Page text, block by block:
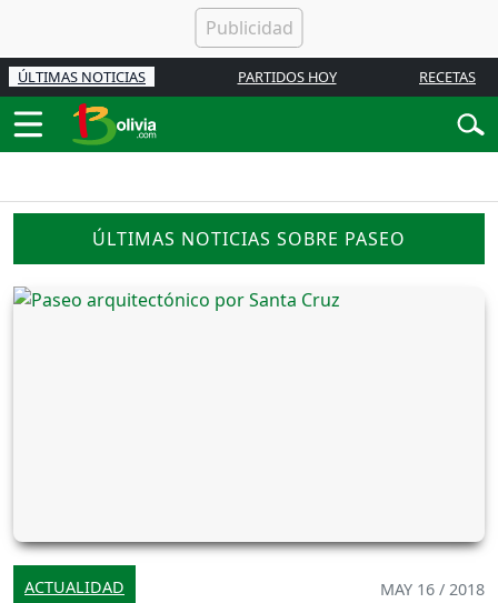
ÚLTIMAS NOTICIAS PARTIDOS HOY RECETAS
ÚLTIMAS NOTICIAS SOBRE PASEO
ACTUALIDAD MAY 16 / 2018